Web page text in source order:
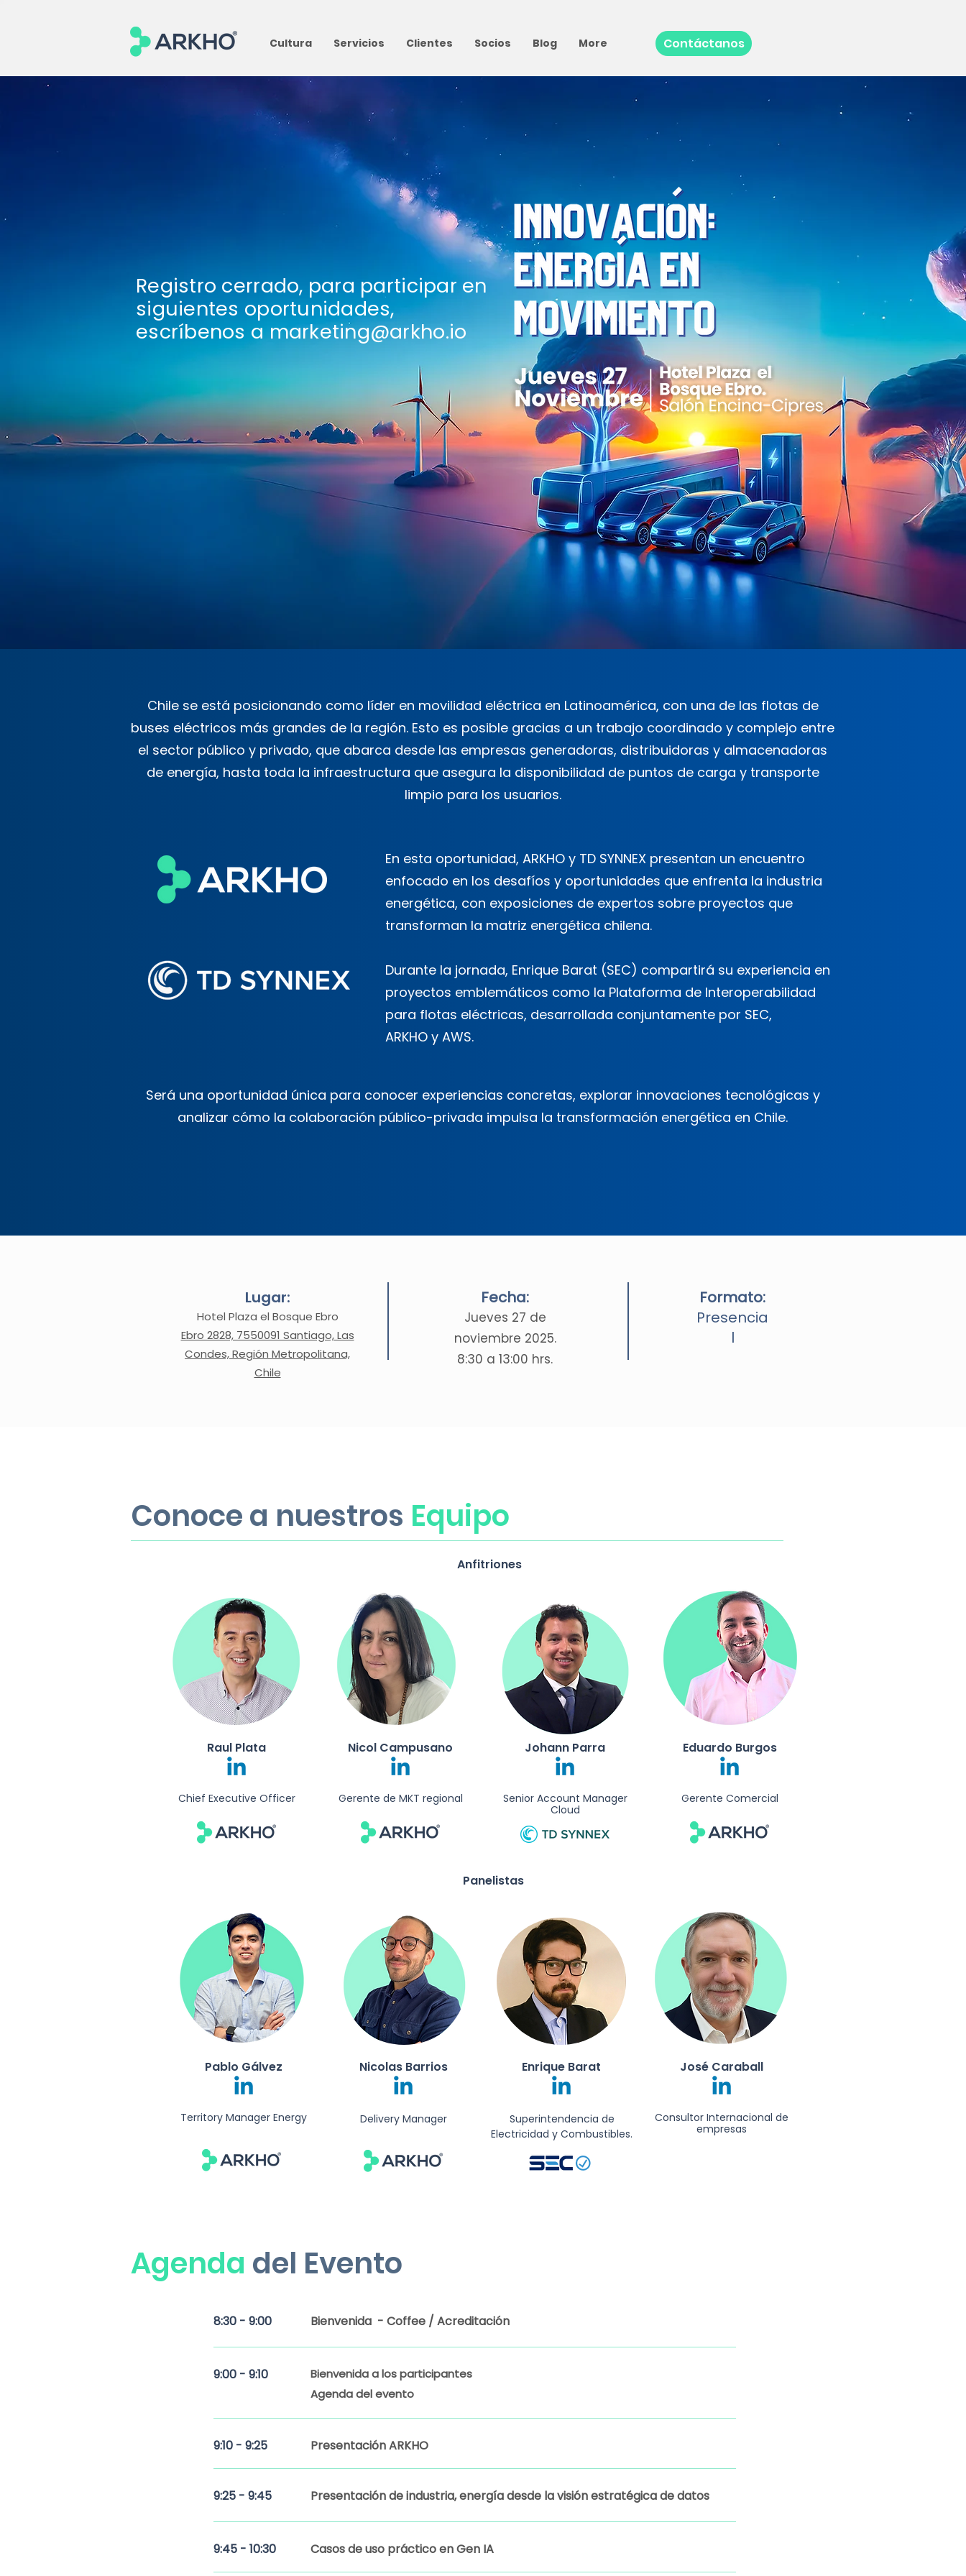
Cultura Servicios Clientes Socios Blog More Contáctanos
Registro cerrado, para participar en
siguientes oportunidades,
escríbenos amarketing@arkho.io
Chile se está posicionando como líder en movilidad eléctrica en Latinoamérica, con una de las flotas de
buses eléctricos más grandes de la región. Esto es posible gracias a un trabajo coordinado y complejo entre
el sector público y privado, que abarca desde las empresas generadoras, distribuidoras y almacenadoras
de energía, hasta toda la infraestructura que asegura la disponibilidad de puntos de carga y transporte
limpio para los usuarios.
En esta oportunidad, ARKHO y TD SYNNEX presentan un encuentro
enfocado en los desafíos y oportunidades que enfrenta la industria
energética, con exposiciones de expertos sobre proyectos que
transforman la matriz energética chilena.
Durante la jornada, Enrique Barat (SEC) compartirá su experiencia en
proyectos emblemáticos como la Plataforma de Interoperabilidad
para flotas eléctricas, desarrollada conjuntamente por SEC,
ARKHO y AWS.
Será una oportunidad única para conocer experiencias concretas, explorar innovaciones tecnológicas y
analizar cómo la colaboración público-privada impulsa la transformación energética en Chile.
Lugar:
Hotel Plaza el Bosque Ebro
Ebro 2828, 7550091 Santiago, Las
Condes, Región Metropolitana,
Chile
Fecha:
Jueves 27 de
noviembre 2025.
8:30 a 13:00 hrs.
Formato:
Presencia
l
Conoce a nuestros Equipo
Anfitriones
Raul Plata
Chief Executive Officer
Nicol Campusano
Gerente de MKT regional
Johann Parra
Senior Account Manager
Cloud
Eduardo Burgos
Gerente Comercial
Panelistas
Pablo Gálvez
Territory Manager Energy
Nicolas Barrios
Delivery Manager
Enrique Barat
Superintendencia de
Electricidad y Combustibles.
José Caraball
Consultor Internacional de
empresas
Agenda del Evento
8:30 - 9:00 Bienvenida - Coffee / Acreditación
9:00 - 9:10
Bienvenida a los participantes
Agenda del evento
9:10 - 9:25 Presentación ARKHO
9:25 - 9:45 Presentación de industria, energía desde la visión estratégica de datos
9:45 - 10:30 Casos de uso práctico en Gen IA